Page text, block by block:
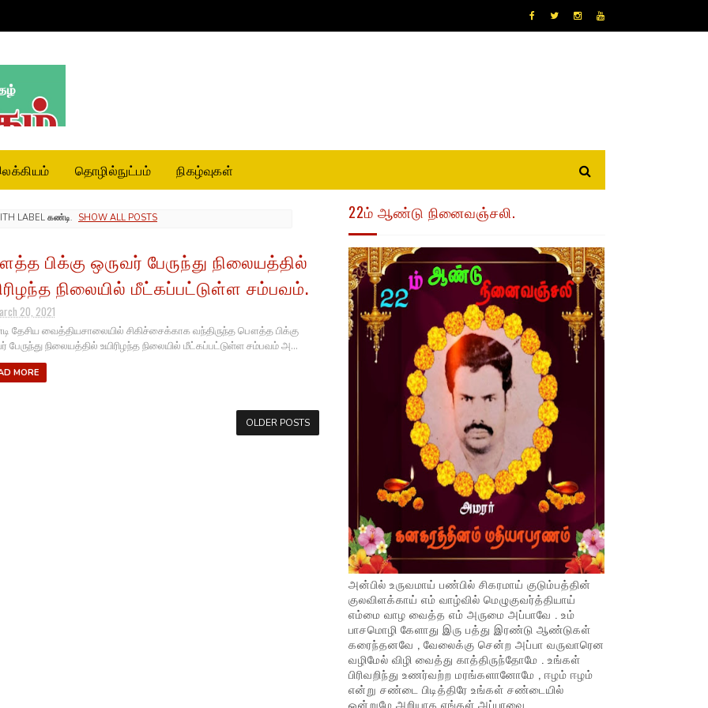
தொழில்நுட்பம் நிகழ்வுகள்
LABEL கண்டி. SHOW ALL POSTS
பிக்கு ஒருவர் பேருந்து நிலையத்தில்
நிலையில் மீட்கப்பட்டுள்ள சம்பவம்.
20, 2021
தேசிய வைத்தியசாலையில் சிகிச்சைக்காக வந்திருந்த பௌத்த பிக்கு
பேருந்து நிலையத்தில் உயிரிழந்த நிலையில் மீட்கப்பட்டுள்ள சம்பவம் அ...
MORE
OLDER POSTS
22ம் ஆண்டு நினைவஞ்சலி.
அன்பில் உருவமாய் பண்பில் சிகரமாய் குடும்பத்தின்
குலவிளக்காய் எம் வாழ்வில் மெழுகுவர்த்தியாய்
எம்மை வாழ வைத்த எம் அருமை அப்பாவே . உம்
பாசமொழி கேளாது இரு பத்து இரண்டு ஆண்டுகள்
கரைந்தனவே , வேலைக்கு சென்ற அப்பா வருவாரென
வழிமேல் விழி வைத்து காத்திருந்தோமே . உங்கள்
பிரிவறிந்து உணர்வற்ற மரங்களானோமே , ஈழம் ஈழம்
என்று சண்டை பிடித்திரே உங்கள் சண்டையில்
ஒன்றுமே அறியாத எங்கள் அப்பாவை